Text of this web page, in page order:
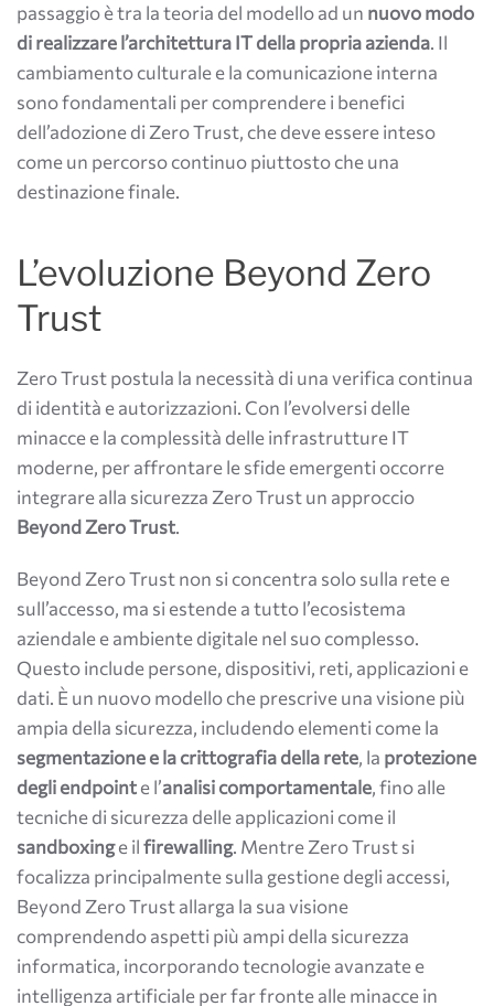
passaggio è tra la teoria del modello ad un nuovomodo
di realizzare l’architettura IT della propria azienda. Il
cambiamento culturale e la comunicazione interna
sono fondamentali per comprendere i benefici
dell’adozione di Zero Trust​​, che deve essere inteso
come un percorso continuo piuttosto che una
destinazione finale​​.
L’evoluzione Beyond Zero
Trust
Zero Trust postula la necessità di una verifica continua
di identità e autorizzazioni. Con l’evolversi delle
minacce e la complessità delle infrastrutture IT
moderne, per affrontare le sfide emergenti occorre
integrare alla sicurezza Zero Trust un approccio
Beyond Zero Trust.
Beyond Zero Trust non si concentra solo sulla rete e
sull’accesso, ma si estende a tutto l’ecosistema
aziendale e ambiente digitale nel suo complesso.
Questo include persone, dispositivi, reti, applicazioni e
dati. È un nuovo modello che prescrive una visione più
ampia della sicurezza, includendo elementi come la
segmentazione e la crittografia della rete, la protezione
degli endpointe l’analisi comportamentale, fino alle
tecniche di sicurezza delle applicazioni come il
sandboxinge ilfirewalling. Mentre Zero Trust si
focalizza principalmente sulla gestione degli accessi,
Beyond Zero Trust allarga la sua visione
comprendendo aspetti più ampi della sicurezza
informatica, incorporando tecnologie avanzate e
intelligenza artificiale per far fronte alle minacce in